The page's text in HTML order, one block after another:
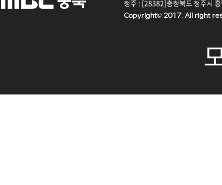
청주 : [28382]충청북도 청주시
Copyright© 2017. All right